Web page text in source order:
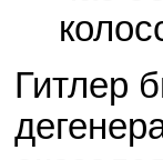
Гитлер